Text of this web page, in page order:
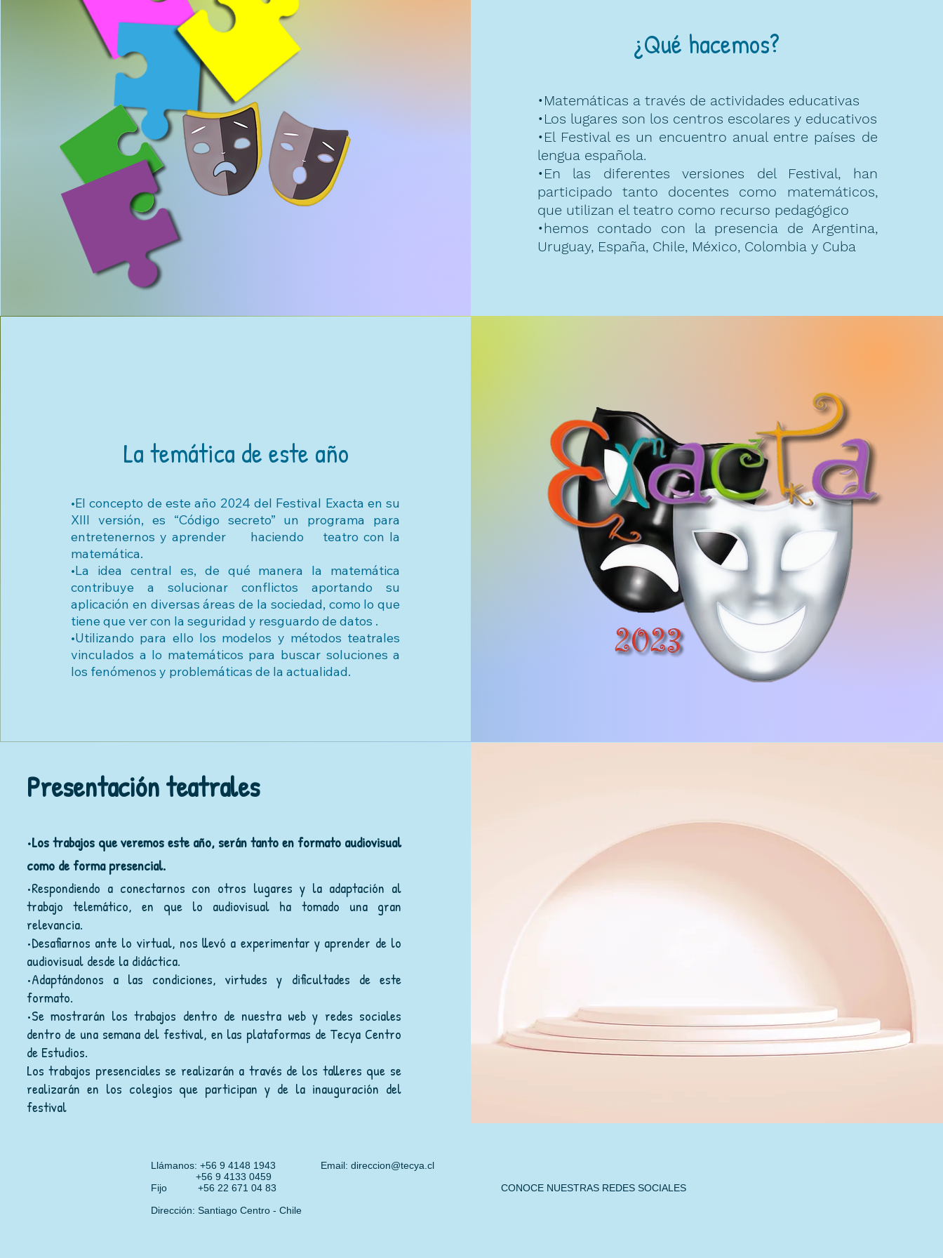
¿Qué hacemos?
•Matemáticas a través de actividades educativas
•Los lugares son los centros escolares y educativos
•El Festival es un encuentro anual entre países de
lengua española.
•En las diferentes versiones del Festival, han
participado tanto docentes como matemáticos,
que utilizan el teatro como recurso pedagógico
•hemos contado con la presencia de Argentina,
Uruguay, España, Chile, México, Colombia y Cuba
La temática de este año
•El concepto de este año 2024 del Festival Exacta en su
XIII versión, es “Código secreto” un programa para
entretenernos y aprender haciendo teatro con la
matemática.
•La idea central es, de qué manera la matemática
contribuye a solucionar conflictos aportando su
aplicación en diversas áreas de la sociedad, como lo que
tiene que ver con la seguridad y resguardo de datos .
•Utilizando para ello los modelos y métodos teatrales
vinculados a lo matemáticos para buscar soluciones a
los fenómenos y problemáticas de la actualidad.
Presentación teatrales
•Los trabajos que veremos este año, serán tanto en formato audiovisual
como de forma presencial.
•Respondiendo a conectarnos con otros lugares y la adaptación al
trabajo telemático, en que lo audiovisual ha tomado una gran
relevancia.
•Desafiarnos ante lo virtual, nos llevó a experimentar y aprender de lo
audiovisual desde la didáctica.
•Adaptándonos a las condiciones, virtudes y dificultades de este
formato.
•Se mostrarán los trabajos dentro de nuestra web y redes sociales
dentro de una semana del festival, en las plataformas de Tecya Centro
de Estudios.
Los trabajos presenciales se realizarán a través de los talleres que se
realizarán en los colegios que participan y de la inauguración del
festival
Llámanos: +56 9 4148 1943 Email: direccion@tecya.cl
+56 9 4133 0459
Fijo +56 22 671 04 83 CONOCE NUESTRAS REDES SOCIALES
Dirección: Santiago Centro - Chile